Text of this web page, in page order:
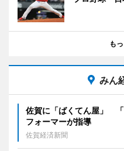
も
みん
佐賀に「ばくてん屋」
フォーマーが指導
佐賀経済新聞